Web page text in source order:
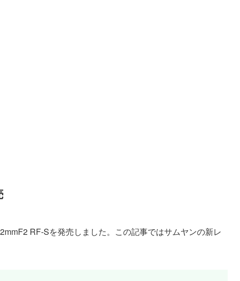
RF-Sを発売しました。この記事ではサムヤンの新レ